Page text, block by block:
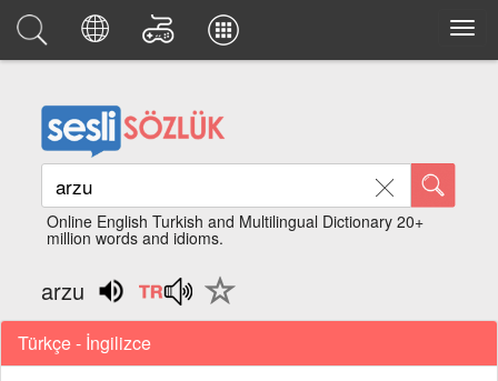
Online English Turkish and Multilingual Dictionary 20+
million words and idioms.
arzu
Türkçe - İngilizce